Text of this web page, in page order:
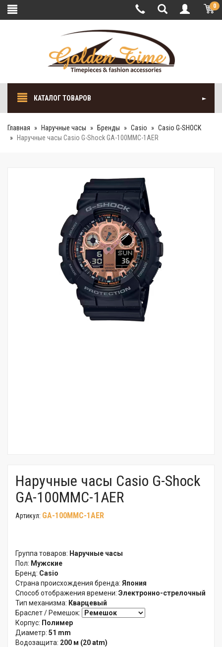
0
КАТАЛОГ ТОВАРОВ
Главная Наручные часы Бренды Casio
Casio G-SHOCK
Наручные часы Casio G-Shock GA-100MMC-1AER
Наручные часы Casio G-Shock
GA-100MMC-1AER
Артикул: GA-100MMC-1AER
Группа товаров: Наручные часы
Пол: Мужские
Бренд: Casio
Страна происхождения бренда: Япония
Способ отображения времени: Электронно-стрелочный
Тип механизма: Кварцевый
Браслет / Ремешок:
Корпус: Полимер
Диаметр: 51 mm
Водозащита: 200 м (20 atm)